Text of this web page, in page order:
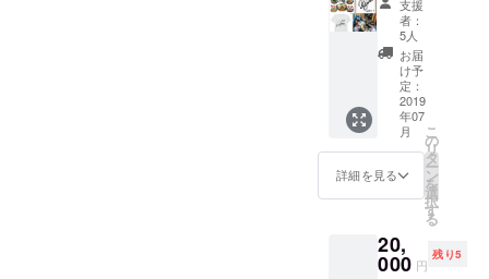
まで）
・また
感謝の
メッ
セージ
を送り
ます。
にも贈
られる
正規品
になり
ます。
・色は
白の
み、サ
イズは
M・Lに
のサイ
ズを備
買い得
セット
・下記
の中か
ら3点選
び、支
援の際
に備考
欄に記
入して
くださ
い。詳
れぞれ
のリ
支援
者：
5人
お届
け予
定：
2019
年07
月
詳細を見る
こ
の
リ
タ
ー
ン
を
選
択
す
る
20,
000 円
残り5